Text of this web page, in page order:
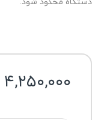
۴,۲۵۰,۰۰۰